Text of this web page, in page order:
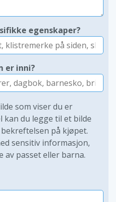
egenskaper?
er inni?
som viser du er
kan du legge til et bilde
på kjøpet.
sensitiv informasjon,
av passet eller barna.